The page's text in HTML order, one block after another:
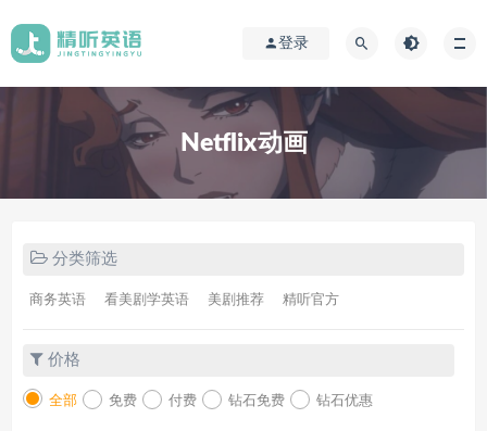
登录
Netflix动画
分类筛选
商务英语 看美剧学英语 美剧推荐 精听官方
价格
全部 免费 付费 钻石免费 钻石优惠